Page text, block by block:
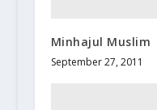
Minhajul Muslim
September 27, 2011